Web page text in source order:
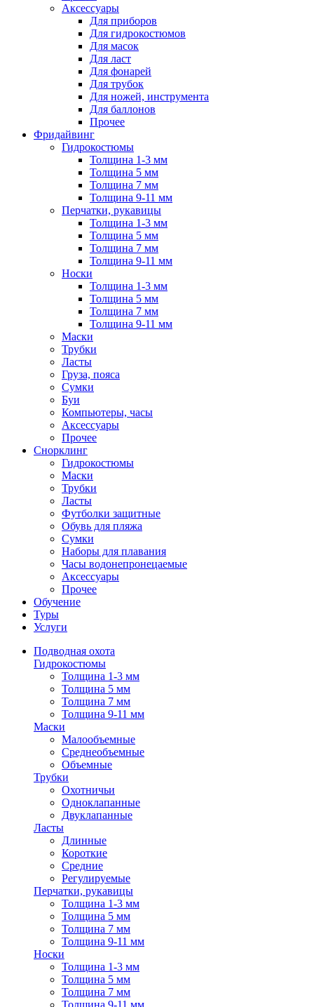
Аксессуары
Для приборов
Для гидрокостюмов
Для масок
Для ласт
Для фонарей
Для трубок
Для ножей, инструмента
Для баллонов
Прочее
Фридайвинг
Гидрокостюмы
Толщина 1-3 мм
Толщина 5 мм
Толщина 7 мм
Толщина 9-11 мм
Перчатки, рукавицы
Толщина 1-3 мм
Толщина 5 мм
Толщина 7 мм
Толщина 9-11 мм
Носки
Толщина 1-3 мм
Толщина 5 мм
Толщина 7 мм
Толщина 9-11 мм
Маски
Трубки
Ласты
Груза, пояса
Сумки
Буи
Компьютеры, часы
Аксессуары
Прочее
Снорклинг
Гидрокостюмы
Маски
Трубки
Ласты
Футболки защитные
Обувь для пляжа
Сумки
Наборы для плавания
Часы водонепронецаемые
Аксессуары
Прочее
Обучение
Туры
Услуги
Подводная охота
Гидрокостюмы
Толщина 1-3 мм
Толщина 5 мм
Толщина 7 мм
Толщина 9-11 мм
Маски
Малообъемные
Среднеобъемные
Объемные
Трубки
Охотничьи
Одноклапанные
Двуклапанные
Ласты
Длинные
Короткие
Средние
Регулируемые
Перчатки, рукавицы
Толщина 1-3 мм
Толщина 5 мм
Толщина 7 мм
Толщина 9-11 мм
Носки
Толщина 1-3 мм
Толщина 5 мм
Толщина 7 мм
Толщина 9-11 мм